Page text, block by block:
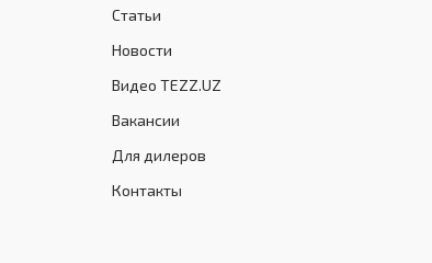
Статьи
Новости
Видео TEZZ.UZ
Вакансии
Для дилеров
Контакты